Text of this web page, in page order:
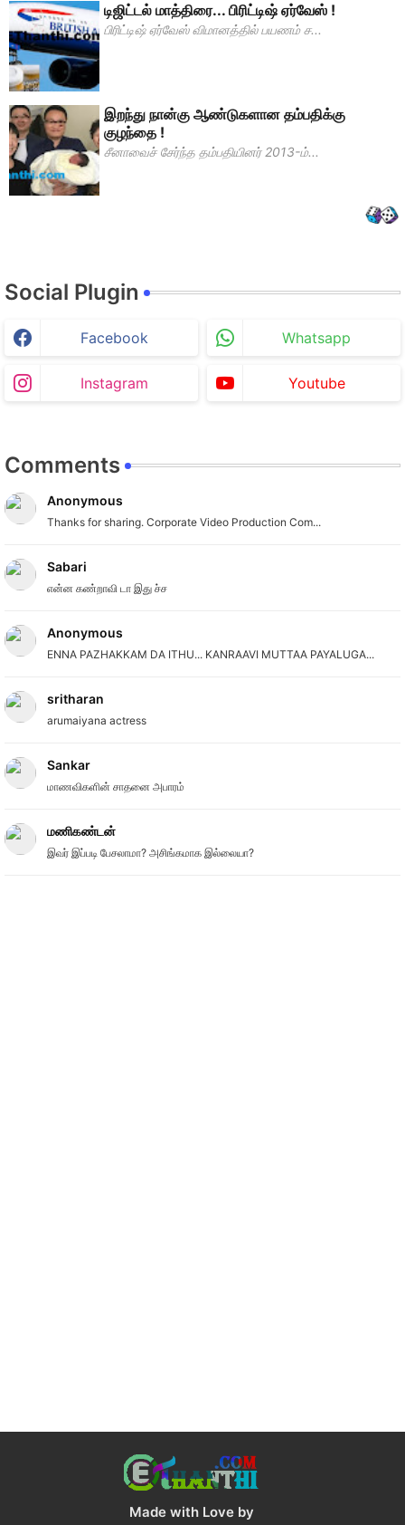
டிஜிட்டல் மாத்திரை... பிரிட்டிஷ் ஏர்வேஸ் !
பிரிட்டிஷ் ஏர்வேஸ் விமானத்தில் பயணம் ச...
இறந்து நான்கு ஆண்டுகளான தம்பதிக்கு
குழந்தை !
சீனாவைச் சேர்ந்த தம்பதியினர் 2013-ம்...
Social Plugin
Facebook Whatsapp
Instagram Youtube
Comments
Anonymous
Thanks for sharing. Corporate Video Production Com...
Sabari
என்ன கண்றாவி டா இது ச்ச
Anonymous
ENNA PAZHAKKAM DA ITHU... KANRAAVI MUTTAA PAYALUGA...
sritharan
arumaiyana actress
Sankar
மாணவிகளின் சாதனை அபாரம்
மணிகண்டன்
இவர் இப்படி பேசலாமா? அசிங்கமாக இல்லையா?
Made with Love by